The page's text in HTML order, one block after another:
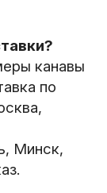
канавы
по
Минск,